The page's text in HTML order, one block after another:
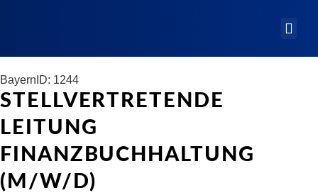
Bayern ID: 1244
STELLVERTRETENDE
LEITUNG
FINANZBUCHHALTUNG
(M/W/D)